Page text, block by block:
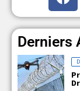
Derniers